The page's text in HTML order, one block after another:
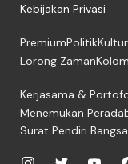
Kebijakan Privasi
PremiumPolitikKultur
Lorong ZamanKolom
Kerjasama &
Menemukan
Surat Pendiri Bangsa